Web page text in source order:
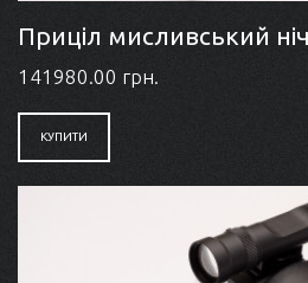
Приціл мисливський
141980.00 грн.
КУПИТИ